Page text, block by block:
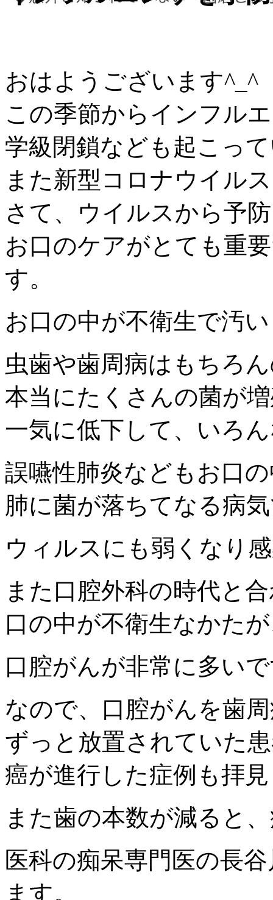
おはようございます^_^
この季節からインフル
学級閉鎖なども起こっ
また新型コロナウイル
さて、ウイルスから予
お口のケアがとても重
す。
お口の中が不衛生で汚
虫歯や歯周病はもちろ
本当にたくさんの菌が
一気に低下して、いろ
誤嚥性肺炎などもお口
肺に菌が落ちてなる病
ウィルスにも弱くなり
また口腔外科の時代と
口の中が不衛生なかた
口腔がんが非常に多い
なので、口腔がんを歯
ずっと放置されていた
癌が進行した症例も拝
また歯の本数が減ると
医科の痴呆専門医の長
ます。